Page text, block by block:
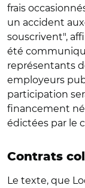
frais
un accident
souscrivent",
été
représentants
employeurs
participation
financement
édictées par le
Contrats
Le texte, que